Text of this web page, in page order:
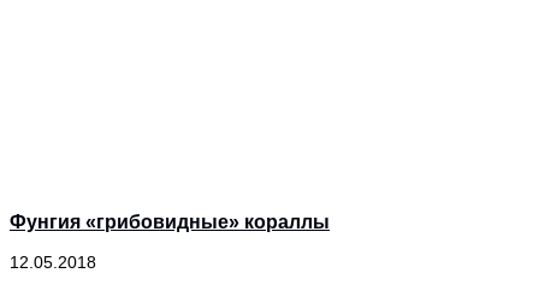
Фунгия «грибовидные» кораллы
12.05.2018